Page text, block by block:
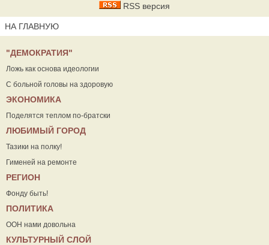
RSS версия
НА ГЛАВНУЮ
"ДЕМОКРАТИЯ"
Ложь как основа идеологии
С больной головы на здоровую
ЭКОНОМИКА
Поделятся теплом по-братски
ЛЮБИМЫЙ ГОРОД
Тазики на полку!
Гименей на ремонте
РЕГИОН
Фонду быть!
ПОЛИТИКА
ООН нами довольна
КУЛЬТУРНЫЙ СЛОЙ